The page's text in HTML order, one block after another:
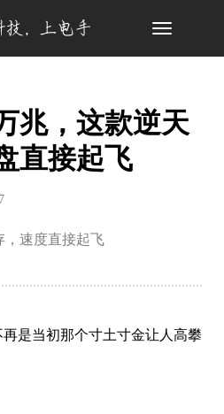
Toggle
兆，这款逆天
直接起飞
，速度直接起飞
是当初那个寸土寸金让人高攀